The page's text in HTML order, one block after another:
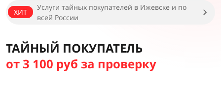
ХИТ
Услуги тайных покупателей в Ижевске и по
всей России
ТАЙНЫЙ ПОКУПАТЕЛЬ
от 3 100 руб за проверку